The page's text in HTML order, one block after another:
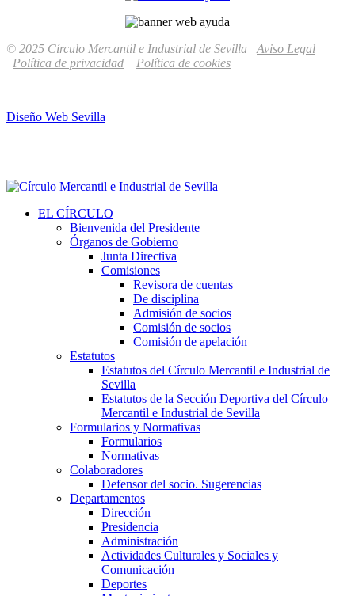
© 2025 Círculo Mercantil e Industrial de Sevilla Aviso Legal
Política de privacidad
Política de cookies
Diseño Web Sevilla
EL CÍRCULO
Bienvenida del Presidente
Órganos de Gobierno
Junta Directiva
Comisiones
Revisora de cuentas
De disciplina
Admisión de socios
Comisión de socios
Comisión de apelación
Estatutos
Estatutos del Círculo Mercantil e Industrial de
Sevilla
Estatutos de la Sección Deportiva del Círculo
Mercantil e Industrial de Sevilla
Formularios y Normativas
Formularios
Normativas
Colaboradores
Defensor del socio. Sugerencias
Departamentos
Dirección
Presidencia
Administración
Actividades Culturales y Sociales y
Comunicación
Deportes